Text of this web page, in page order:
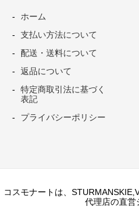
ホーム
支払い方法について
配送・送料について
返品について
特定商取引法に基づく
表記
プライバシーポリシー
コスモナートは、
代理店の直営